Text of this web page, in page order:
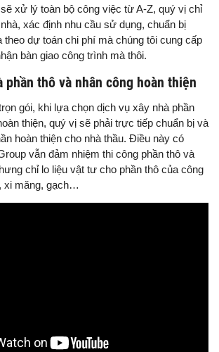
xử lý toàn bộ công việc từ A-Z, quý vị chỉ
xác định nhu cầu sử dụng, chuẩn bị
theo dự toán chi phí mà chúng tôi cung cấp
bàn giao công trình mà thôi.
phần thô và nhân công hoàn thiện
gói, khi lựa chọn dịch vụ xây nhà phần
thiện, quý vị sẽ phải trực tiếp chuẩn bị và
hoàn thiện cho nhà thầu. Điều này có
vẫn đảm nhiệm thi công phần thô và
chỉ lo liệu vật tư cho phần thô của công
xi măng, gạch…